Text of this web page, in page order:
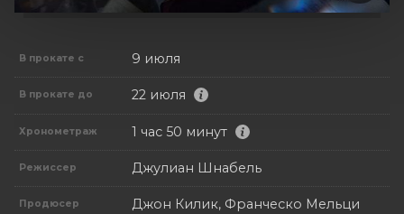
В прокате с 9 июля
В прокате до 22 июля
Хронометраж 1 час 50 минут
Режиссер Джулиан Шнабель
Продюсер
Джон Килик, Франческо Мельци